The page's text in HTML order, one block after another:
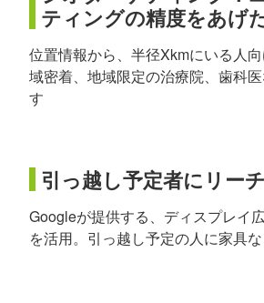
ティングの精度をあげ
位置情報から、半径Xkmにいる人
域密着、地域限定の治療院、歯科
す
引っ越し予定者にリーチ
Googleが提供する、ディスプレイ
を活用。引っ越し予定の人に家具